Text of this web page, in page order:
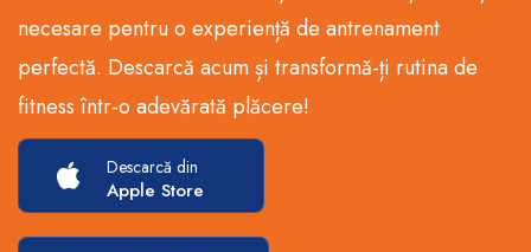
necesare pentru o experiență de antrenament
perfectă. Descarcă acum și transformă-ți rutina de
fitness într-o adevărată plăcere!
Descarcă din
Apple Store